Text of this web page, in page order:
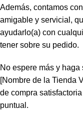
Además, contamos
amigable y servicial,
ayudarlo(a) con
tener sobre su pedido.
No espere más y
[Nombre de la Tienda
de compra
puntual.